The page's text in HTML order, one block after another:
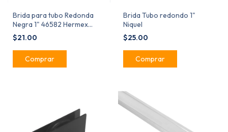
Brida para tubo Redonda
Negra 1" 46582 Hermex
Pieza
$21.00
Brida Tubo redondo 1"
Niquel
$25.00